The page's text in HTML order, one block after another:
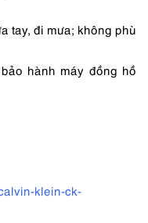
tay, đi mưa; không phù
hành máy đồng hồ
klein-ck-